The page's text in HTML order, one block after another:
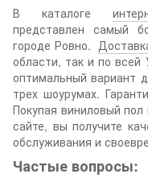
В каталоге
представлен самый
городе Ровно.
области, так и по всей
оптимальный вариант
трех шоурумах.
Покупая виниловый
сайте, вы получите
обслуживания и
Частые вопросы: